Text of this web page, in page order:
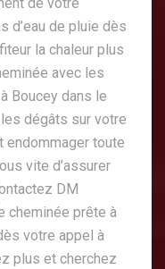
d’eau de pluie dès
la chaleur plus
avec les
Boucey dans le
dégâts sur votre
endommager toute
vite d’assurer
DM
cheminée prête à
votre appel à
plus et cherchez